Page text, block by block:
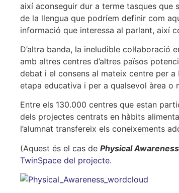
així aconseguir dur a terme tasques que
de la llengua que podríem definir com
informació que interessa al parlant, així
D’altra banda, la ineludible col·laboració
amb altres centres d’altres països
debat i el consens al mateix centre per
etapa educativa i per a qualsevol àrea o
Entre els 130.000 centres que estan
dels projectes centrats en hàbits
l’alumnat transfereix els coneixements
(Aquest és el cas de Physical Awareness
TwinSpace del projecte.